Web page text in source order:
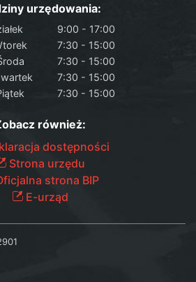
urzędowania:
9:00 - 17:00
7:30 - 15:00
7:30 - 15:00
7:30 - 15:00
7:30 - 15:00
również:
dostępności
Strona urzędu
strona BIP
E-urząd